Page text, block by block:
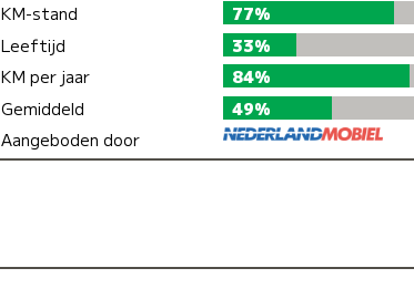
KM-stand
77%
Leeftijd
33%
KM per jaar
84%
Gemiddeld
49%
Aangeboden door